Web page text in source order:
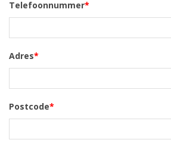
Telefoonnummer*
Adres*
Postcode*